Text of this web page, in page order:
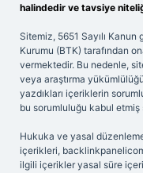
halindedir ve tavsiye
Sitemiz, 5651 Sayılı
Kurumu (BTK) tarafından
vermektedir. Bu nedenle,
veya araştırma
yazdıkları içeriklerin
bu sorumluluğu kabul etmiş
Hukuka ve yasal
içerikleri,
ilgili içerikler yasal süre